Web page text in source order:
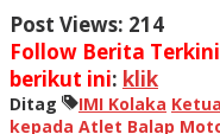
Post Views: 214
Follow Berita
berikut ini: klik
Ditag IMI Kolaka
kepada Atlet Balap